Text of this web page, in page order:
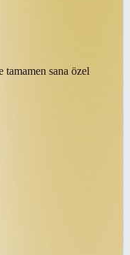
tamamen sana özel